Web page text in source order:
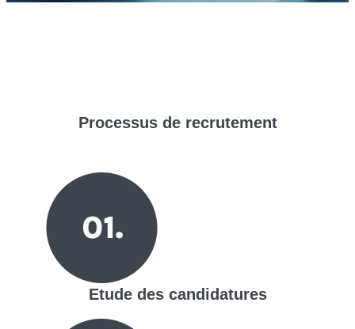
Processus de recrutement
Etude des candidatures